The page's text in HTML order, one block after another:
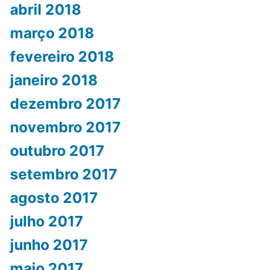
abril 2018
março 2018
fevereiro 2018
janeiro 2018
dezembro 2017
novembro 2017
outubro 2017
setembro 2017
agosto 2017
julho 2017
junho 2017